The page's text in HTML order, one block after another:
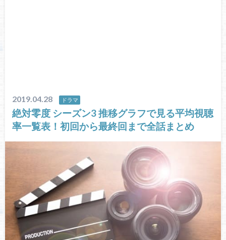
2019.04.28 ドラマ
絶対零度 シーズン3 推移グラフで見る平均視聴
率一覧表！初回から最終回まで全話まとめ